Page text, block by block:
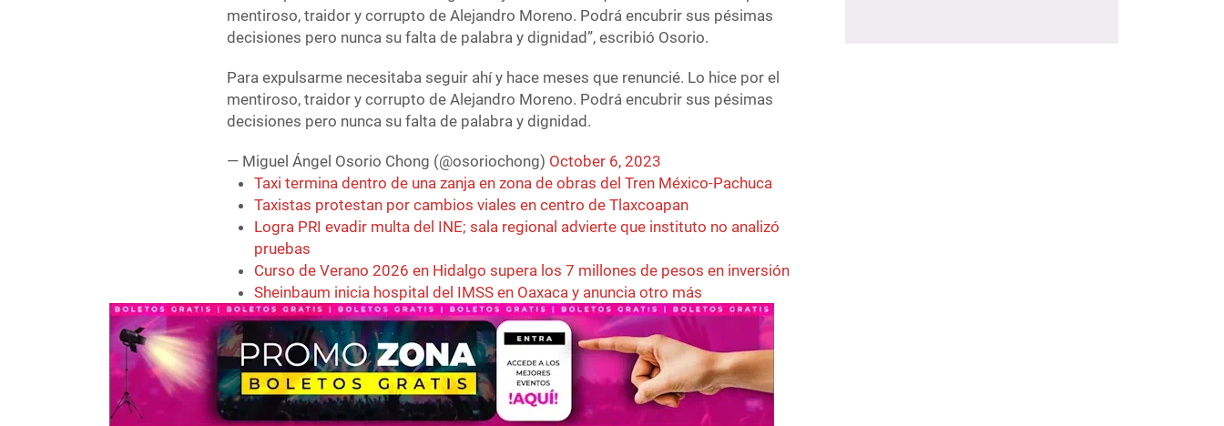
mentiroso, traidor y corrupto de Alejandro Moreno. Podrá encubrir sus pésimas
decisiones pero nunca su falta de palabra y dignidad”, escribió Osorio.
Para expulsarme necesitaba seguir ahí y hace meses que renuncié. Lo hice por el
mentiroso, traidor y corrupto de Alejandro Moreno. Podrá encubrir sus pésimas
decisiones pero nunca su falta de palabra y dignidad.
— Miguel Ángel Osorio Chong (@osoriochong) October 6, 2023
Taxi termina dentro de una zanja en zona de obras del Tren México-Pachuca
Taxistas protestan por cambios viales en centro de Tlaxcoapan
Logra PRI evadir multa del INE; sala regional advierte que instituto no analizó
pruebas
Curso de Verano 2026 en Hidalgo supera los 7 millones de pesos en inversión
Sheinbaum inicia hospital del IMSS en Oaxaca y anuncia otro más